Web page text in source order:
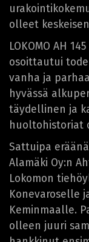
olleet
LOKOMO AH
osoittautui
vanha ja
hyvässä
täydellinen ja
huoltohistoriat
Sattuipa
Alamäki Oy:n
Lokomon
Konevaroselle
Keminmaalle.
olleen juuri